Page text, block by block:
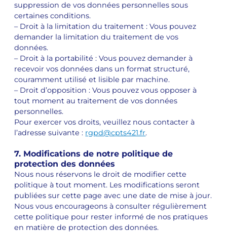
suppression de vos données personnelles sous
certaines conditions.
– Droit à la limitation du traitement : Vous pouvez
demander la limitation du traitement de vos
données.
– Droit à la portabilité : Vous pouvez demander à
recevoir vos données dans un format structuré,
couramment utilisé et lisible par machine.
– Droit d’opposition : Vous pouvez vous opposer à
tout moment au traitement de vos données
personnelles.
Pour exercer vos droits, veuillez nous contacter à
l’adresse suivante : rgpd@cpts421.fr.
7. Modifications de notre politique de
protection des données
Nous nous réservons le droit de modifier cette
politique à tout moment. Les modifications seront
publiées sur cette page avec une date de mise à jour.
Nous vous encourageons à consulter régulièrement
cette politique pour rester informé de nos pratiques
en matière de protection des données.